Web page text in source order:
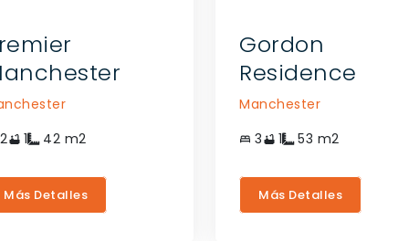
2
1 42 m2
Más Detalles
Gordon
Residence
Manchester
3
1 53 m2
Más Detalles